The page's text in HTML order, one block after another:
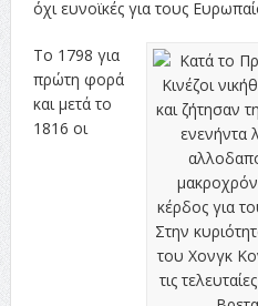
όχι ευνοϊκές για τους
Το 1798 για
πρώτη φορά
και μετά το
1816 οι